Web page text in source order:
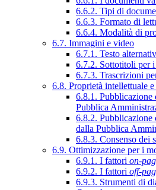
6.6.2. Tipi di
6.6.3. Formato di
6.6.4. Modalità di
6.7. Immagini e video
6.7.1. Testo
6.7.2. Sottotitoli per
6.7.3. Trascrizioni
6.8. Proprietà intellettuale
6.8.1. Pubblicazione
Pubblica
6.8.2.
dalla Pubblica
6.8.3. Consenso dei
6.9. Ottimizzazione per i
6.9.1. I fattori on-
6.9.2. I fattori off-
6.9.3. Strumenti di